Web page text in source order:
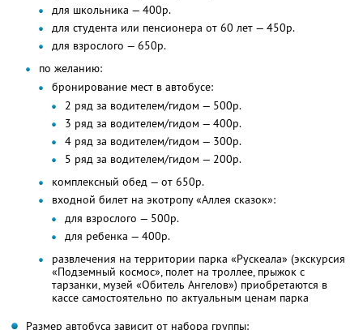
для школьника — 400р.
для студента или пенсионера от 60 лет — 450р.
для взрослого — 650р.
по желанию:
бронирование мест в автобусе:
2 ряд за водителем/гидом — 500р.
3 ряд за водителем/гидом — 400р.
4 ряд за водителем/гидом — 300р.
5 ряд за водителем/гидом — 200р.
комплексный обед — от 650р.
входной билет на экотропу «Аллея сказок»:
для взрослого — 500р.
для ребенка — 400р.
развлечения на территории парка «Рускеала» (экскурсия
«Подземный космос», полет на троллее, прыжок с
тарзанки, музей «Обитель Ангелов») приобретаются в
кассе самостоятельно по актуальным ценам парка
Размер автобуса зависит от набора группы: